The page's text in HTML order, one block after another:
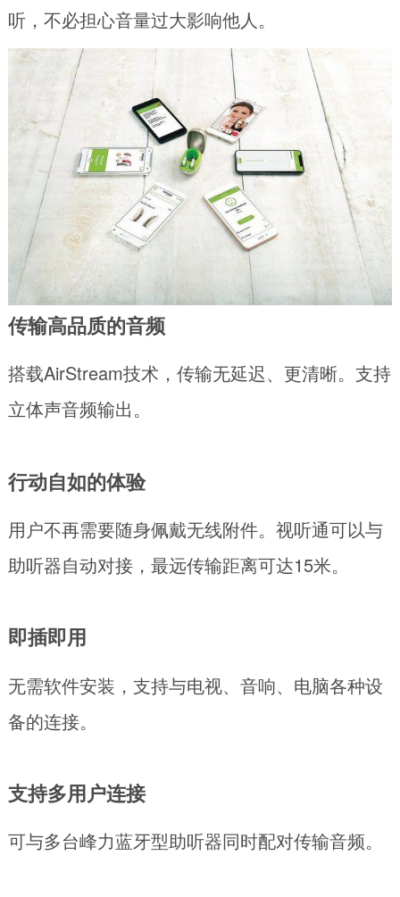
听，不必担心音量过大影响他人。
传输高品质的音频
搭载AirStream技术，传输无延迟、更清晰。支持
立体声音频输出。
行动自如的体验
用户不再需要随身佩戴无线附件。视听通可以与
助听器自动对接，最远传输距离可达15米。
即插即用
无需软件安装，支持与电视、音响、电脑各种设
备的连接。
支持多用户连接
可与多台峰力蓝牙型助听器同时配对传输音频。